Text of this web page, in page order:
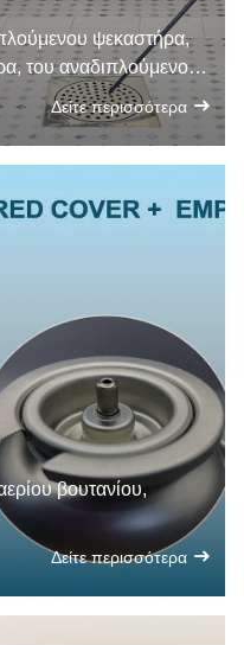
ψεκαστήρα,
του αναδιπλούμενου
Δείτε περισσότερα
βουτανίου,
Δείτε περισσότερα